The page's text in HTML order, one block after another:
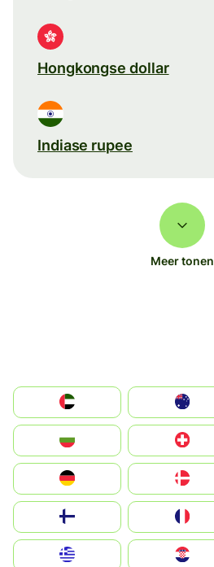
Hongkongse dollar
Indiase rupee
Meer tonen
الإمارات العربية المتحدة
Switzerland
Deutschland
United Kingdom
Magyarország